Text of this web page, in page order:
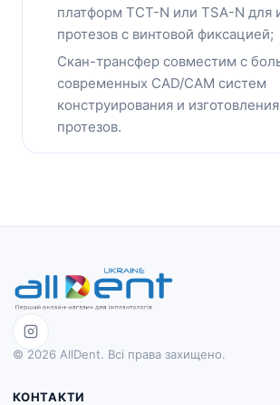
платформ TCT-N или TSA-N для
протезов с винтовой фиксацией;
Скан-трансфер совместим с
современных CAD/CAM систем
конструирования и
протезов.
© 2026 AllDent. Всі права захищено.
КОНТАКТИ